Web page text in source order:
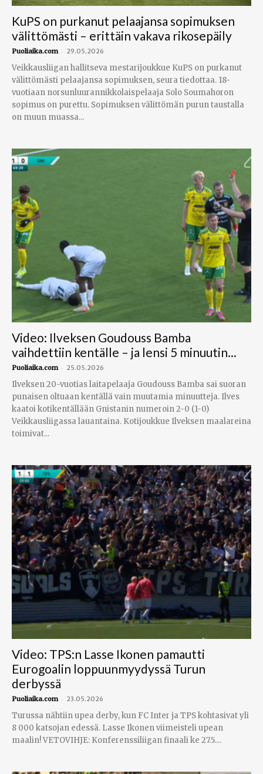
KuPS on purkanut pelaajansa sopimuksen
välittömästi – erittäin vakava rikosepäily
Puoliaika.com - 29.05.2026
Veikkausliigan hallitseva mestarijoukkue KuPS on purkanut
välittömästi pelaajansa sopimuksen, seura tiedottaa. 18-
vuotiaan norsunluurannikkolaispelaaja Solo Soumahoron
sopimus on purettu. Sopimuksen välittömän purun taustalla
on muun muassa...
Video: Ilveksen Goudouss Bamba
vaihdettiin kentälle – ja lensi 5 minuutin...
Puoliaika.com - 25.05.2026
Ilveksen 20-vuotias laitapelaaja Goudouss Bamba sai suoran
punaisen oltuaan kentällä vain muutamia minuutteja. Ilves
kaatoi kotikentällään Gnistanin numeroin 2-0 (1-0)
Veikkausliigassa lauantaina. Kotijoukkue Ilveksen maalareina
toimivat...
Video: TPS:n Lasse Ikonen pamautti
Eurogoalin loppuunmyydyssä Turun
derbyssä
Puoliaika.com - 23.05.2026
Turussa nähtiin upea derby, kun FC Inter ja TPS kohtasivat yli
8 000 katsojan edessä. Lasse Ikonen viimeisteli upean
maalin! VETOVIHJE: Konferenssiliigan finaali ke 27.5....